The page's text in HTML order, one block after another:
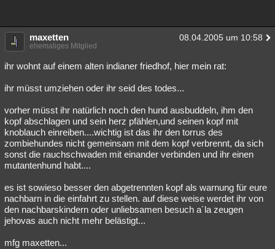
maxetten 08.04.2005 um 10:58
ehemaliges Mitglied
ihr wohnt auf einem alten indianer friedhof, hier mein rat:
ihr müsst umziehen oder ihr seid des todes...
vorher müsst ihr natürlich noch den hund ausbuddeln, ihm den
kopf abschlagen und sein herz pfählen,und seinen kopf mit
knoblauch einreiben....wichtig ist das ihr den torrus des
zombiehundes nicht gemeinsam mit dem kopf verbrennt, da sich
sonst die rauchschwaden mit einander verbinden und ihr einen
mutantenhund habt....
es ist sowieso besser den abgetrennten kopf als warnung für eure
nachbarn in die einfahrt zu stellen. auf diese weise werdet ihr von
den nachbarskindern oder unliebsamen besuch a´la zeugen
jehovas auch nicht mehr belästigt...
mfg maxetten...